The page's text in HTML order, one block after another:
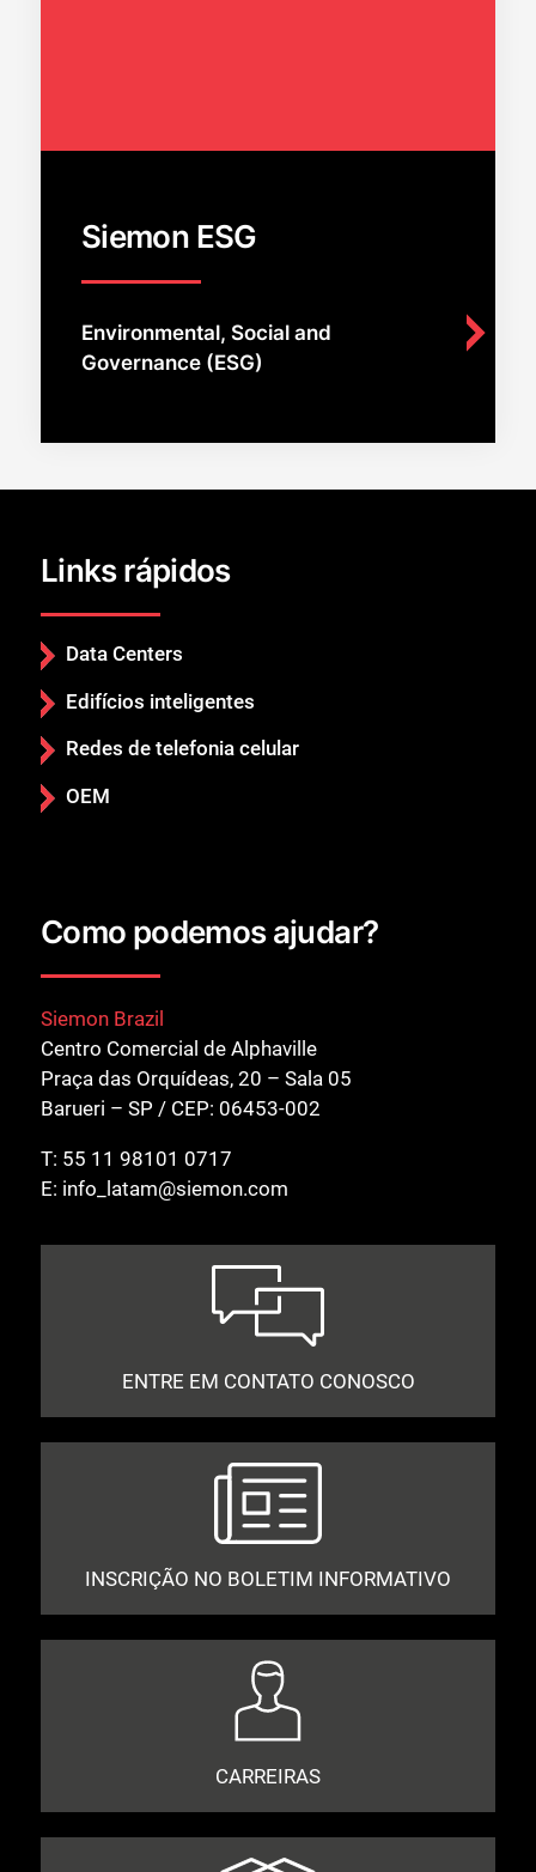
Siemon ESG
Environmental, Social and
Governance (ESG)
Links rápidos
Data Centers
Edifícios inteligentes
Redes de telefonia celular
OEM
Como podemos ajudar?
Siemon Brazil
Centro Comercial de Alphaville
Praça das Orquídeas, 20 – Sala 05
Barueri – SP / CEP: 06453-002
T: 55 11 98101 0717
E: info_latam@siemon.com
ENTRE EM CONTATO CONOSCO
INSCRIÇÃO NO BOLETIM INFORMATIVO
CARREIRAS